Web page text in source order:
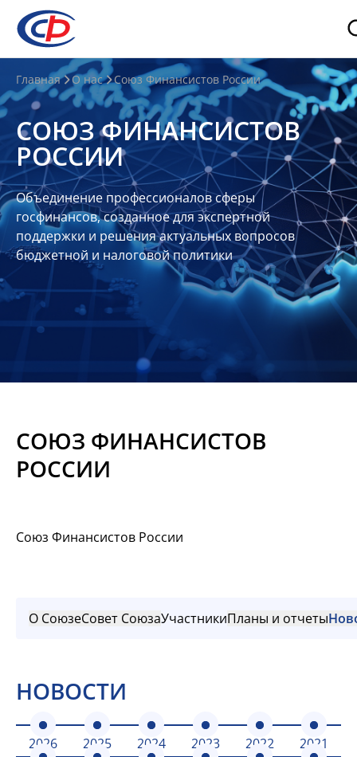
О
нас
О
СФР
Совет
Союза
Участники
Планы
отчеты
Контакты
Материалы
Главная О нас Союз Финансистов России
СОЮЗ ФИНАНСИСТОВ
РОССИИ
Объединение профессионалов сферы
госфинансов, созданное для экспертной
поддержки и решения актуальных вопросов
бюджетной и налоговой политики
СОЮЗ ФИНАНСИСТОВ
РОССИИ
Союз Финансистов России
О СоюзеСовет СоюзаУчастникиПланы и отчеты
НОВОСТИ
2026 2025 2024 2023 2022
2021